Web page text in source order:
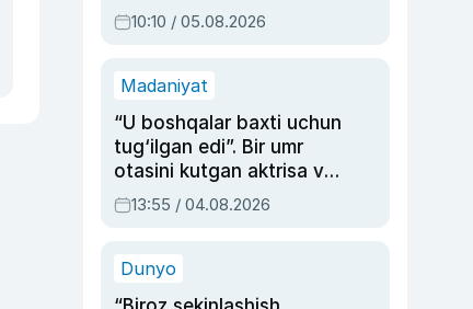
hukmi o‘qildi
10:10 / 05.08.2026
Madaniyat
“U boshqalar baxti uchun
tug‘ilgan edi”. Bir umr
otasini kutgan aktrisa va
dublyaj ustasi Rimma
Ahmedovaning
13:55 / 04.08.2026
Dunyo